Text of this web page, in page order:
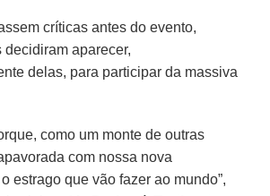
críticas antes do evento,
decidiram aparecer,
delas, para participar da massiva
como um monte de outras
com nossa nova
estrago que vão fazer ao mundo”,